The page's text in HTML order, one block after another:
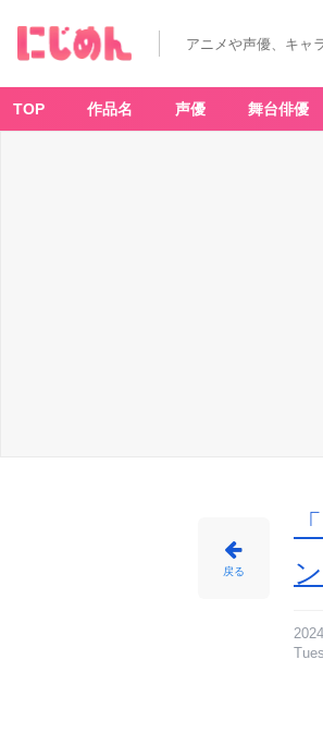
×
田
製
菓」
アニメや声優、キャ
TOP 作品名 声優 舞台俳優
戻る